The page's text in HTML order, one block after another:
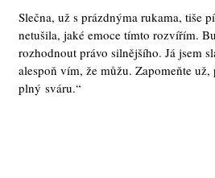
Slečna, už s prázdnýma rukama, tiše
netušila, jaké emoce tímto rozvířím.
rozhodnout právo silnějšího. Já jsem
alespoň vím, že můžu. Zapomeňte
plný sváru.“